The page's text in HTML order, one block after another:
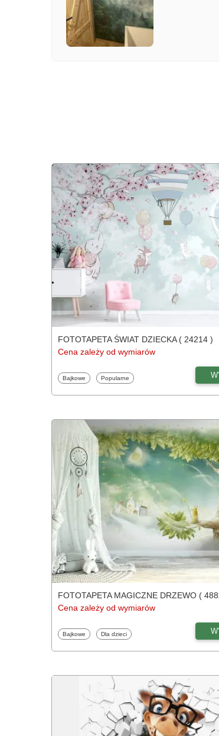
FOTOTAPETA ŚWIAT DZIECKA ( 24214 )
Cena zależy od wymiarów
Fototapety
Bajkowe Fototapety
Popularne
FOTOTAPETA MAGICZNE DRZEWO (
Cena zależy od wymiarów
Fototapety
Bajkowe Fototapety
Dla dzieci